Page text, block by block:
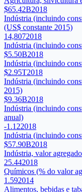
$65.42B2018
Indústria (incluindo
(US$ constante 2015)
14,8072018
Indústria (incluindo
$5.50B2018
Indústria (incluindo
$2.95T2018
Indústria (incluindo
2015)
$9.36B2018
Indústria (incluindo
anual)
-1.122018
Indústria (incluindo
$57.90B2018
Indústria, valor
25.442018
Químicos (% do valor
1.592014
Alimentos, bebidas e